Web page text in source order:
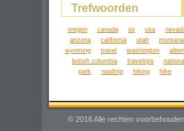
Trefwoorden
oregon canada us usa
arizona
california utah
montana
wyoming
travel washington
british columbia
traveltips
national
park
roadtrip hiking hike
© 2016 Alle rechten voorbehouden.